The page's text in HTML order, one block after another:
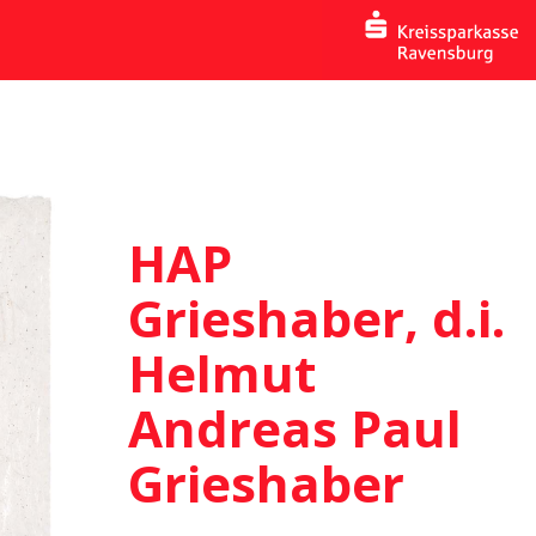
HAP
Grieshaber, d.i.
Helmut
Andreas Paul
Grieshaber